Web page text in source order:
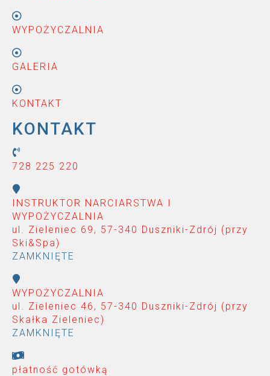
WYPOŻYCZALNIA
GALERIA
KONTAKT
KONTAKT
728 225 220
INSTRUKTOR NARCIARSTWA I
WYPOŻYCZALNIA
ul. Zieleniec 69, 57-340 Duszniki-Zdrój (przy
Ski&Spa)
ZAMKNIĘTE
WYPOŻYCZALNIA
ul. Zieleniec 46, 57-340 Duszniki-Zdrój (przy
Skałka Zieleniec)
ZAMKNIĘTE
płatność gotówką